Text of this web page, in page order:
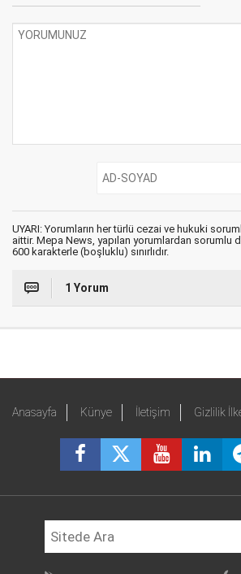
UYARI: Yorumların her türlü cezai ve hukuki
aittir. Mepa News, yapılan yorumlardan sorumlu
600 karakterle (boşluklu) sınırlıdır.
1 Yorum
Anasayfa Künye İletişim Gizlilik